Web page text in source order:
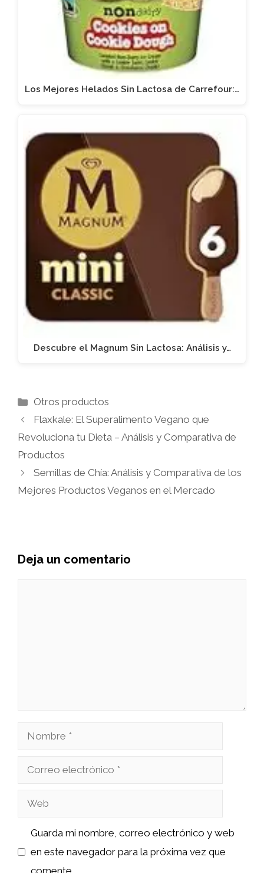
Los Mejores Helados Sin Lactosa de Carrefour:…
Descubre el Magnum Sin Lactosa: Análisis y…
Categorías
Otros productos
Flaxkale: El Superalimento Vegano que
Revoluciona tu Dieta – Análisis y Comparativa de
Productos
Semillas de Chía: Análisis y Comparativa de los
Mejores Productos Veganos en el Mercado
Deja un comentario
Nombre
Correo
Web
Guarda mi nombre, correo electrónico y web
en este navegador para la próxima vez que